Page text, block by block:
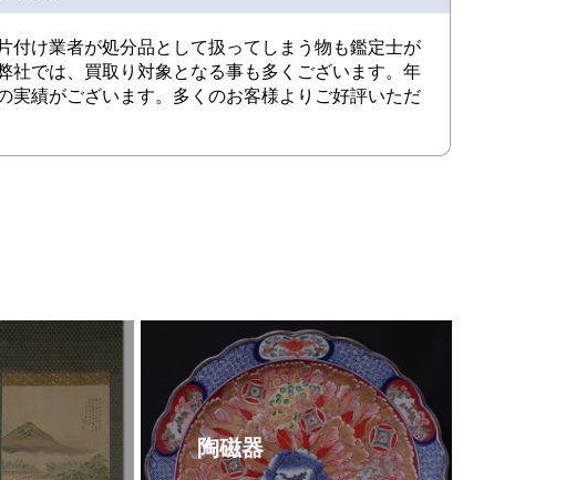
付け業者が処分品として扱ってしまう物も鑑定士が
社では、買取り対象となる事も多くございます。年
実績がございます。多くのお客様よりご好評いただ
陶磁器